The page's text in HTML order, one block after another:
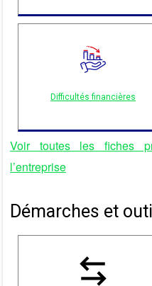
Difficultés financières
Voir toutes les fiches
l’entreprise
Démarches et